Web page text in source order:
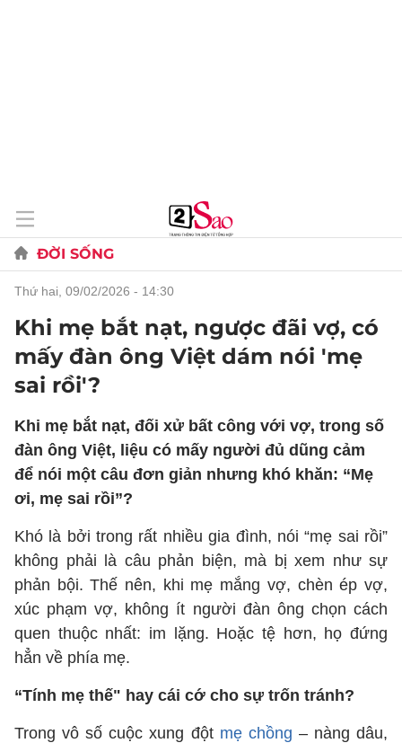
ĐỜI SỐNG
thứ hai, 09/02/2026 - 14:30
Khi mẹ bắt nạt, ngược đãi vợ, có
mấy đàn ông Việt dám nói 'mẹ
sai rồi'?
Khi mẹ bắt nạt, đối xử bất công với vợ, trong số
đàn ông Việt, liệu có mấy người đủ dũng cảm
để nói một câu đơn giản nhưng khó khăn: “Mẹ
ơi, mẹ sai rồi”?
Khó là bởi trong rất nhiều gia đình, nói “mẹ sai rồi”
không phải là câu phản biện, mà bị xem như sự
phản bội. Thế nên, khi mẹ mắng vợ, chèn ép vợ,
xúc phạm vợ, không ít người đàn ông chọn cách
quen thuộc nhất: im lặng. Hoặc tệ hơn, họ đứng
hẳn về phía mẹ.
“Tính mẹ thế" hay cái cớ cho sự trốn tránh?
Trong vô số cuộc xung đột mẹ chồng – nàng dâu,